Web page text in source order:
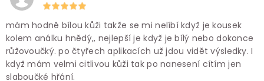
mám hodně bílou kůži takže se mi nelíbí když je kousek
kolem análku hnědý,, nejlepší je když je bílý nebo dokonce
růžovoučký. po čtyřech aplikacích už jdou vidět výsledky. I
když mám velmi citlivou kůži tak po nanesení cítím jen
slaboučké hřání.